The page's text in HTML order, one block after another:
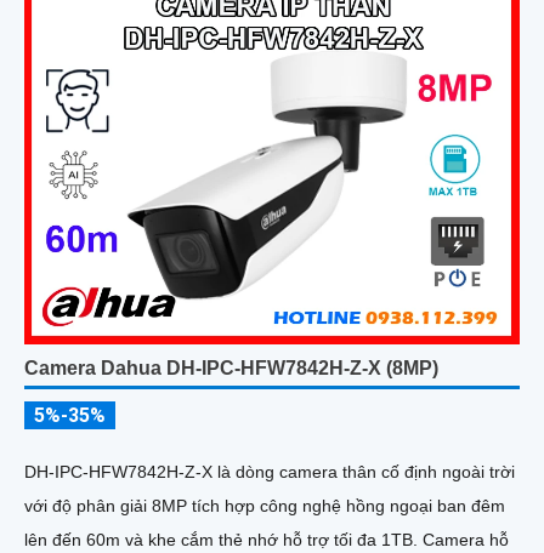
Camera Dahua DH-IPC-HFW7842H-Z-X (8MP)
5%-35%
DH-IPC-HFW7842H-Z-X là dòng camera thân cố định ngoài trời
với độ phân giải 8MP tích hợp công nghệ hồng ngoại ban đêm
lên đến 60m và khe cắm thẻ nhớ hỗ trợ tối đa 1TB. Camera hỗ